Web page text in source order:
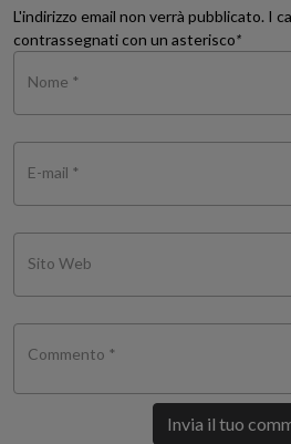
L'indirizzo email non verrà pubblicato. I
contrassegnati con un asterisco*
Nome *
E-mail *
Sito Web
Commento *
Invia il tuo